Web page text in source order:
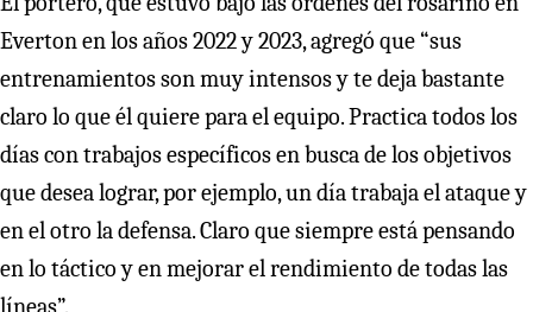
Everton en los años 2022 y 2023, agregó que “sus
entrenamientos son muy intensos y te deja bastante
claro lo que él quiere para el equipo. Practica todos los
días con trabajos específicos en busca de los objetivos
que desea lograr, por ejemplo, un día trabaja el ataque y
en el otro la defensa. Claro que siempre está pensando
en lo táctico y en mejorar el rendimiento de todas las
líneas”.